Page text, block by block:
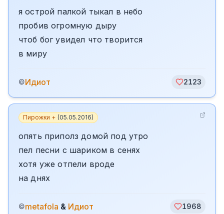
я острой палкой тыкал в небо
пробив огромную дыру
чтоб бог увидел что творится
в миру
©Идиот 2123
Пирожки + (05.05.2016)
опять приполз домой под утро
пел песни с шариком в сенях
хотя уже отпели вроде
на днях
©metafola & Идиот 1968